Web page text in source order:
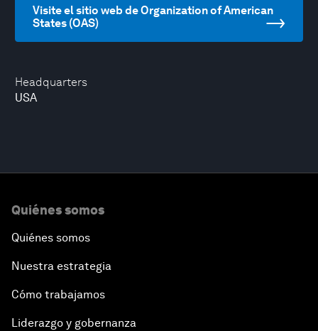
Headquarters
USA
Visite el sitio web de Organization of American
States (OAS)
Quiénes somos
Quiénes somos
Nuestra estrategia
Cómo trabajamos
Liderazgo y gobernanza